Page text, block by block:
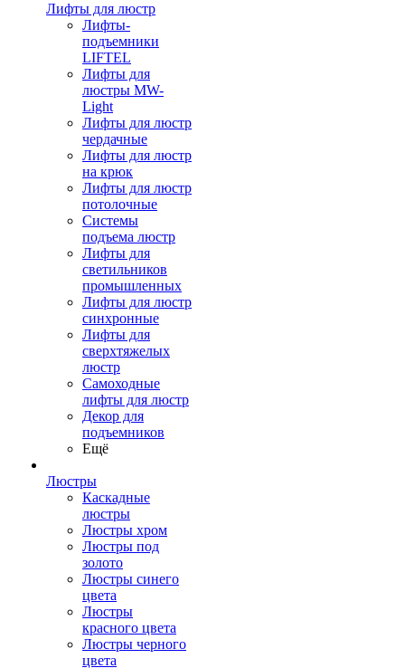
Лифты для люстр
Лифты-
подъемники
LIFTEL
Лифты для
люстры MW-
Light
Лифты для люстр
чердачные
Лифты для люстр
на крюк
Лифты для люстр
потолочные
Системы
подъема люстр
Лифты для
светильников
промышленных
Лифты для люстр
синхронные
Лифты для
сверхтяжелых
люстр
Самоходные
лифты для люстр
Декор для
подъемников
Ещё
Люстры
Каскадные
люстры
Люстры хром
Люстры под
золото
Люстры синего
цвета
Люстры
красного цвета
Люстры черного
цвета